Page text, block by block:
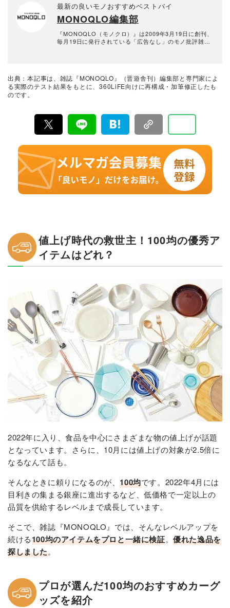
動運転の取材・執筆を行う。一方で、ビデオカメラやデ
ジタルカメラの評論活動も。大の旅行好きでもある。日
本自動車ジャーナリスト協会会員。デジタルカメラグラ
ンプリ審査員。
最新の良いモノおすすめベストバイ
MONOQLO編集部
『MONOQLO（モノクロ）』は2009年3月19日に創刊、
毎月19日に発行されている「広告なし」のモノ批評雑誌
に良いモノ」だけを厳選して紹介。編集長・山田和樹を
中心に、11名以上の編集体制で日々の検証・記事制作を
出典：本記事は、雑誌『MONOQLO』（晋遊舎刊）編集部と専門家によ
る実際のテスト結果をもとに、360LiFE向けに再構成・加筆修正したも
のです。
値上げ時代の救世主！100均の優秀ア
イテムはどれ？
2022年に入り、食品を中心にさまざまな物の値上げが話題
となっています。さらに、10月には値上げの対象が2.5倍に
なるなんて話も。
そんなときに頼りになるのが、100均です。2022年4月には
目利きの集まる銀座に進出するなど、低価格で一定以上の
品質を供給するレベルまで成長しています。
そこで、雑誌『MONOQLO』では、そんなレベルアップを
続ける100均のアイテムをプロと一緒に検証。優れた逸品を
探しました。
プロが選んだ100均のおすすめカーグ
ッズを紹介